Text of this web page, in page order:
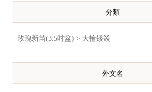
分類
玫瑰新苗(3.5吋盆) > 大輪矮叢
外文名